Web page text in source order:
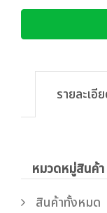
รายละเอี
หมวดหมู่สินค้า
สินค้าทั้งหมด